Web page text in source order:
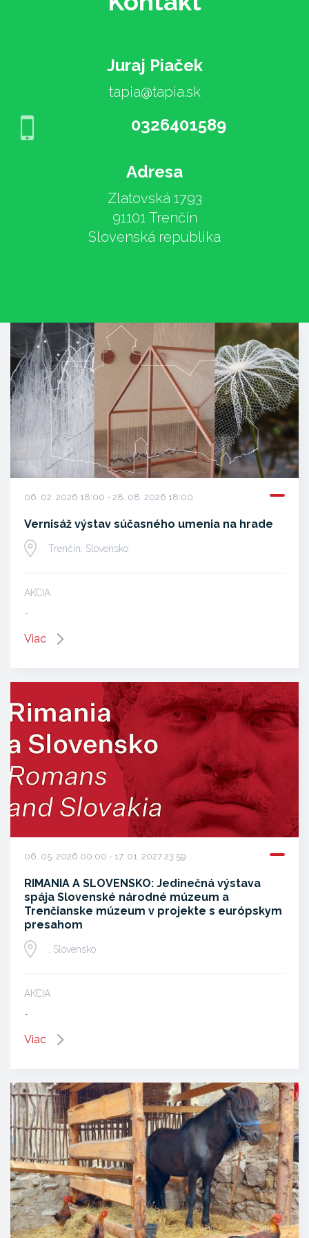
Juraj Piaček
tapia@tapia.sk
0326401589
Adresa
Zlatovská 1793
91101 Trenčín
Slovenská republika
06. 02. 2026 18:00 - 28. 08. 2026 18:00
Vernisáž výstav súčasného umenia na hrade
Trenčín, Slovensko
AKCIA
Viac
06. 05. 2026 00:00 - 17. 01. 2027 23:59
RIMANIA A SLOVENSKO: Jedinečná výstava
spája Slovenské národné múzeum a
Trenčianske múzeum v projekte s európskym
presahom
, Slovensko
AKCIA
Viac